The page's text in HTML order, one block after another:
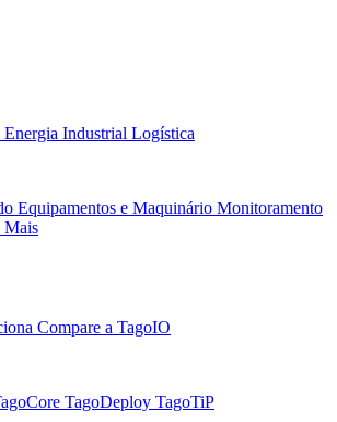
Energia Industrial Logística
Equipamentos e Maquinário Monitoramento
Mais
Compare a TagoIO
TagoDeploy TagoTiP